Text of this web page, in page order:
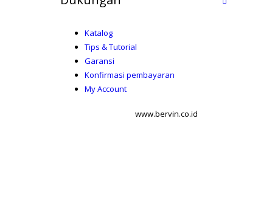
Katalog
Tips & Tutorial
Garansi
Konfirmasi pembayaran
My Account
www.bervin.co.id